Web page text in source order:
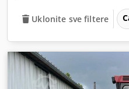
Uklonite sve filtere